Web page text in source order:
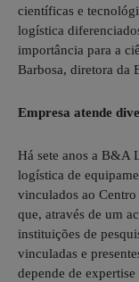
científicas e
logística
importância para a
Barbosa, diretora da
Empresa atende
Há sete anos a B&A
logística de
vinculados ao Centro
que, através de um
instituições de
vinculadas e
depende de